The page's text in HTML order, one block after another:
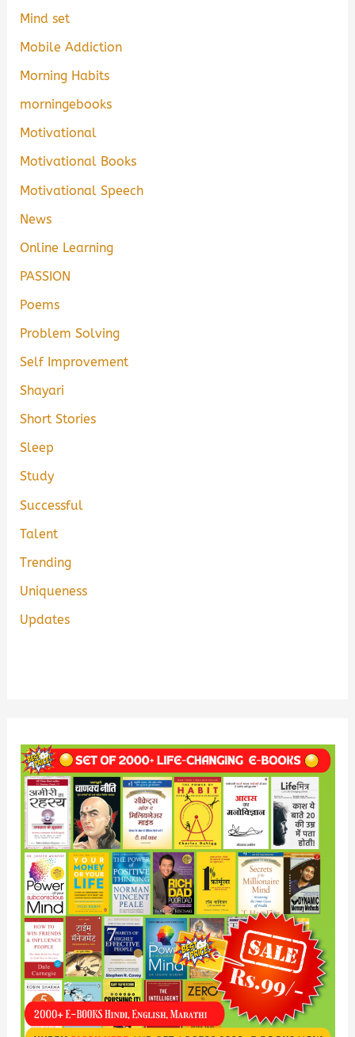
Mind set
Mobile Addiction
Morning Habits
morningebooks
Motivational
Motivational Books
Motivational Speech
News
Online Learning
PASSION
Poems
Problem Solving
Self Improvement
Shayari
Short Stories
Sleep
Study
Successful
Talent
Trending
Uniqueness
Updates